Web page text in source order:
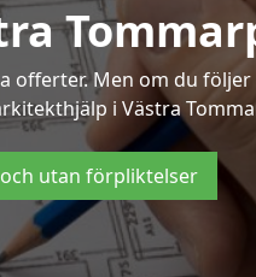
Men om du
i Västra
utan förpliktelser